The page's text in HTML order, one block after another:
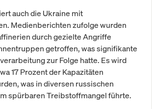
auch die Ukraine mit
Medienberichten zufolge wurden
durch gezielte Angriffe
getroffen, was signifikante
zur Folge hatte. Es wird
17 Prozent der Kapazitäten
was in diversen russischen
spürbaren Treibstoffmangel führte.